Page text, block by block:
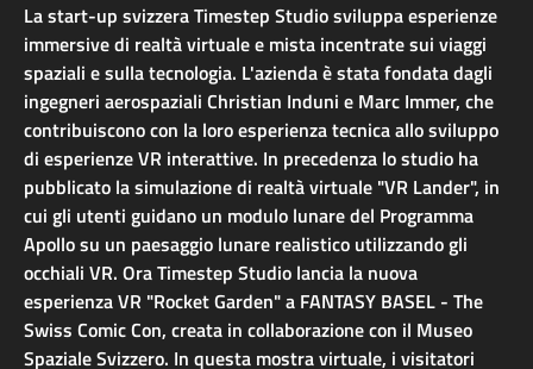
La start-up svizzera Timestep Studio sviluppa esperienze
immersive di realtà virtuale e mista incentrate sui viaggi
spaziali e sulla tecnologia. L'azienda è stata fondata dagli
ingegneri aerospaziali Christian Induni e Marc Immer, che
contribuiscono con la loro esperienza tecnica allo sviluppo
di esperienze VR interattive. In precedenza lo studio ha
pubblicato la simulazione di realtà virtuale "VR Lander", in
cui gli utenti guidano un modulo lunare del Programma
Apollo su un paesaggio lunare realistico utilizzando gli
occhiali VR. Ora Timestep Studio lancia la nuova
esperienza VR "Rocket Garden" a FANTASY BASEL - The
Swiss Comic Con, creata in collaborazione con il Museo
Spaziale Svizzero. In questa mostra virtuale, i visitatori